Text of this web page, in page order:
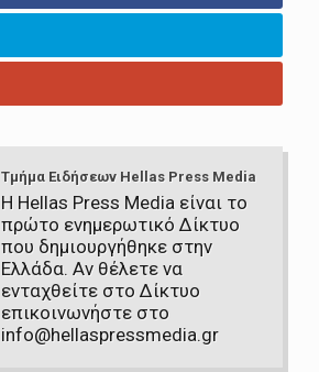
Τμήμα Ειδήσεων Hellas Press Media
Η Hellas Press Media είναι το
πρώτο ενημερωτικό Δίκτυο
που δημιουργήθηκε στην
Ελλάδα. Αν θέλετε να
ενταχθείτε στο Δίκτυο
επικοινωνήστε στο
info@hellaspressmedia.gr